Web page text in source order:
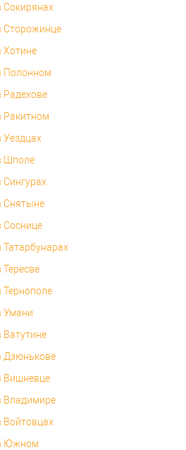
Сокирянах
Сторожинце
Хотине
Полонном
Радехове
Ракитном
Уездцах
Шполе
Сингурах
Снятыне
Соснице
Татарбунарах
Тересве
Тернополе
Умани
Ватутине
Дзюнькове
Вишневце
Владимире
Войтовцах
в Южном